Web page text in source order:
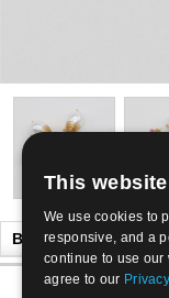
Вам так же могут
О нас Связаться с
This
We use cookies to
responsive, and a
continue to use our
agree to our